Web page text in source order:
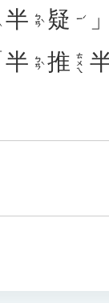
半 ㄅㄢˋ 疑 ㄧˊ
半 ㄅㄢˋ 推 ㄊㄨㄟ